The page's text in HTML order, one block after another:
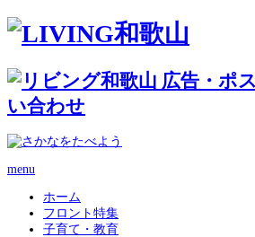
menu
ホーム
フロント特集
子育て・教育